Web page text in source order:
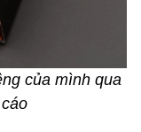
của mình qua